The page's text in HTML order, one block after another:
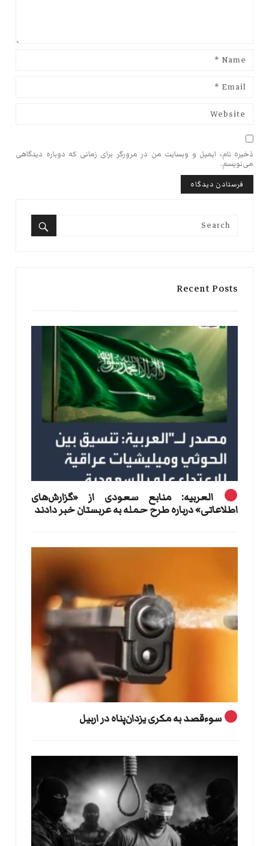
ذخیره نام، ایمیل و وبسایت من در مرورگر برای زمانی که دوباره دیدگاهی
می‌نویسم.
Search
Recent Posts
العربیه: منابع سعودی از «گزارش‌های
اطلاعاتی» درباره طرح حمله به عربستان خبر دادند
سوءقصد به مکری یزدان‌پناه در اربیل